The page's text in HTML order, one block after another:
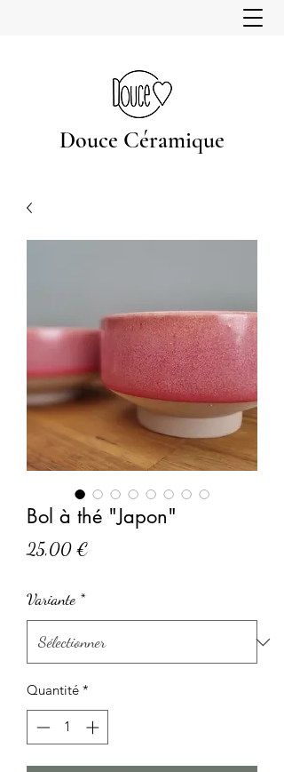
Douce Céramique
Bol à thé "Japon"
25,00 €
Variante *
Quantité *